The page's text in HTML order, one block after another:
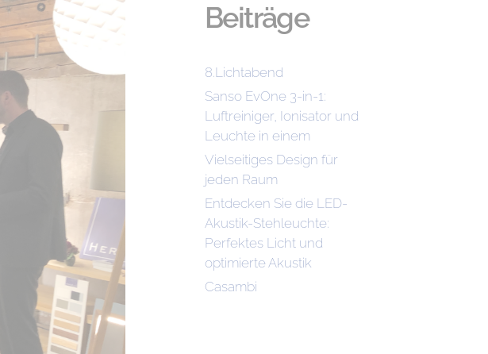
Beiträge
8.Lichtabend
Sanso EvOne 3-in-1:
Luftreiniger, Ionisator und
Leuchte in einem
Vielseitiges Design für
jeden Raum
Entdecken Sie die LED-
Akustik-Stehleuchte:
Perfektes Licht und
optimierte Akustik
Casambi